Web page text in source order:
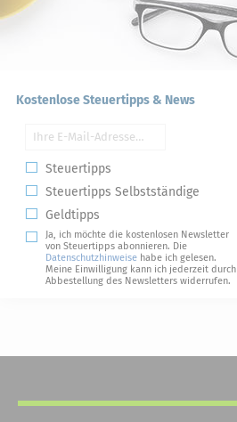
Kostenlose Steuertipps & News
Steuertipps
Steuertipps Selbstständige
Geldtipps
Ja, ich möchte die kostenlosen Newsletter
von Steuertipps abonnieren. Die
Datenschutzhinweise habe ich gelesen.
Meine Einwilligung kann ich jederzeit durch
Abbestellung des Newsletters widerrufen.